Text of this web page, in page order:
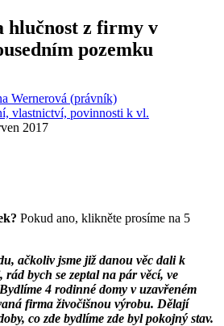
hlučnost z firmy v
pozemku
Wernerová (právník)
vlastnictví, povinnosti k vl.
2017
Pokud ano, klikněte prosíme na 5
ačkoliv jsme již danou věc dali k
bych se zeptal na pár věcí, ve
4 rodinné domy v uzavřeném
firma živočišnou výrobu. Dělají
co zde bydlíme zde byl pokojný stav.